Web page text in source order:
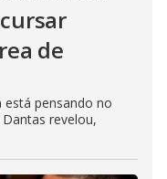
de
está pensando no
revelou,